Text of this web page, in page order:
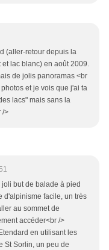
(aller-retour depuis la
lac blanc) en août 2009.
de jolis panoramas <br
et je vois que j'ai ta
lacs" mais sans la
/>
but de balade à pied
d'alpinisme facile, un très
au sommet de
accéder<br />
en utilisant les
St Sorlin, un peu de